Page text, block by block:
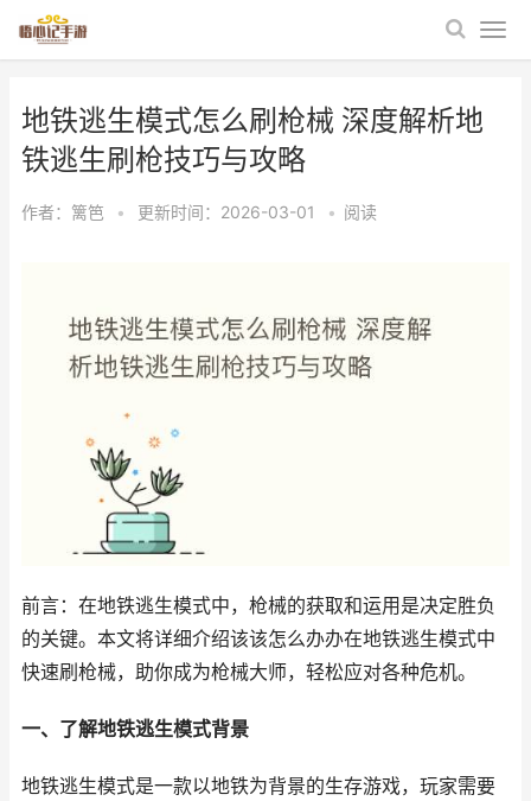
地铁逃生模式怎么刷枪械 深度解析地
铁逃生刷枪技巧与攻略
作者： 篱笆 • 更新时间：2026-03-01 • 阅读
前言：在地铁逃生模式中，枪械的获取和运用是决定胜负
的关键。本文将详细介绍该该怎么办办在地铁逃生模式中
快速刷枪械，助你成为枪械大师，轻松应对各种危机。
一、了解地铁逃生模式背景
地铁逃生模式是一款以地铁为背景的生存游戏，玩家需要